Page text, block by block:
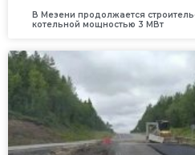
В Мезени продолжается
котельной мощностью 3 МВт